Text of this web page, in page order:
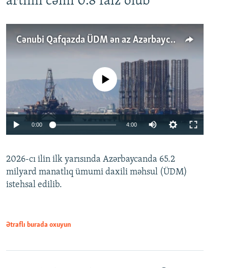
Cənubi Qafqazda ÜDM ən az Azərbaycanda artır: Qonşuları niyə Bakını qabaqlaya bilir?
Auto 240p 360p 480p
No media source currently available
0:00 4:00
360p
480p
2026-cı ilin ilk yarısında Azərbaycanda 65.2
milyard manatlıq ümumi daxili məhsul (ÜDM)
istehsal edilib.
Ətraflı burada oxuyun